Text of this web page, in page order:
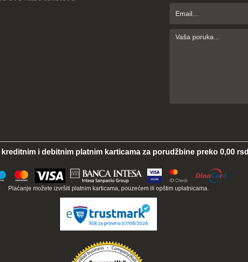
kreditnim i debitnim platnim karticama za porudžbine preko 0,00 rsd
Plaćanje možete izvršiti platnim karticama, pouzećem ili opštim uplatnicama.